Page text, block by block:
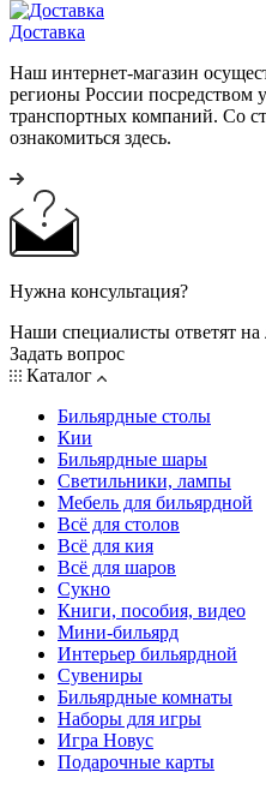
Доставка
Наш интернет-магазин
регионы России посредством
транспортных компаний. Со
ознакомиться здесь.
Нужна консультация?
Наши специалисты ответят
Задать вопрос
Каталог
Бильярдные столы
Кии
Бильярдные шары
Светильники, лампы
Мебель для бильярдной
Всё для столов
Всё для кия
Всё для шаров
Сукно
Книги, пособия, видео
Мини-бильярд
Интерьер бильярдной
Сувениры
Бильярдные комнаты
Наборы для игры
Игра Новус
Подарочные карты